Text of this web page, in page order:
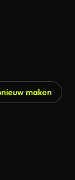
maken